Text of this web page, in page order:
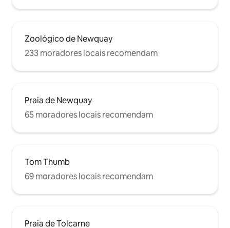
Zoológico de Newquay
233 moradores locais recomendam
Praia de Newquay
65 moradores locais recomendam
Tom Thumb
69 moradores locais recomendam
Praia de Tolcarne